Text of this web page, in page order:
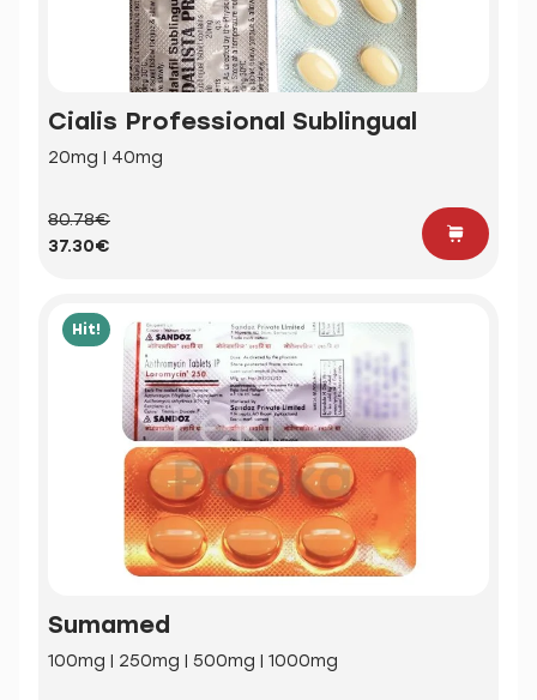
Cialis Professional Sublingual
20mg | 40mg
80.78€
37.30€
Hit!
Sumamed
100mg | 250mg | 500mg | 1000mg